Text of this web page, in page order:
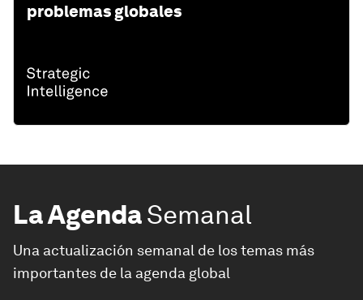
problemas globales
La AgendaSemanal
Una actualización semanal de los temas más
importantes de la agenda global